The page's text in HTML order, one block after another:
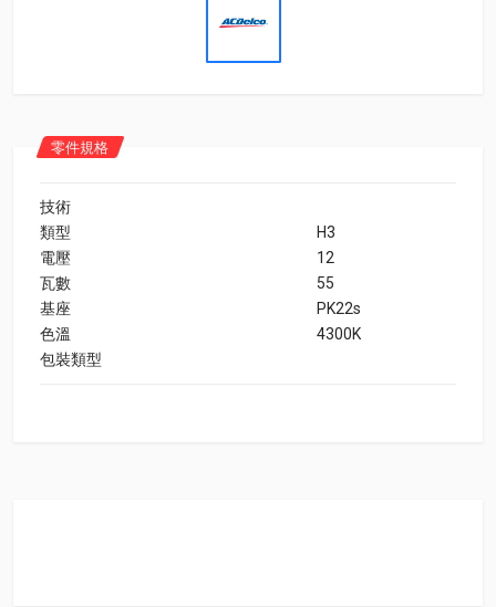
零件規格
技術
類型
H3
電壓
12
瓦數
55
基座
PK22s
色溫
4300K
包裝類型